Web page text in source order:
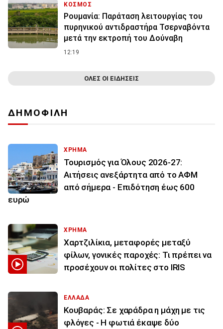
ΚΟΣΜΟΣ
Ρουμανία: Παράταση λειτουργίας του
πυρηνικού αντιδραστήρα Τσερναβόντα
μετά την εκτροπή του Δούναβη
12:19
ΟΛΕΣ ΟΙ ΕΙΔΗΣΕΙΣ
ΔΗΜΟΦΙΛΗ
ΧΡΗΜΑ
Τουρισμός για Όλους 2026-27:
Αιτήσεις ανεξάρτητα από το ΑΦΜ
από σήμερα - Επιδότηση έως 600
ευρώ
ΧΡΗΜΑ
Χαρτζιλίκια, μεταφορές μεταξύ
φίλων, γονικές παροχές: Τι πρέπει να
προσέχουν οι πολίτες στο IRIS
ΕΛΛΑΔΑ
Κουβαράς: Σε χαράδρα η μάχη με τις
φλόγες - Η φωτιά έκαψε δύο